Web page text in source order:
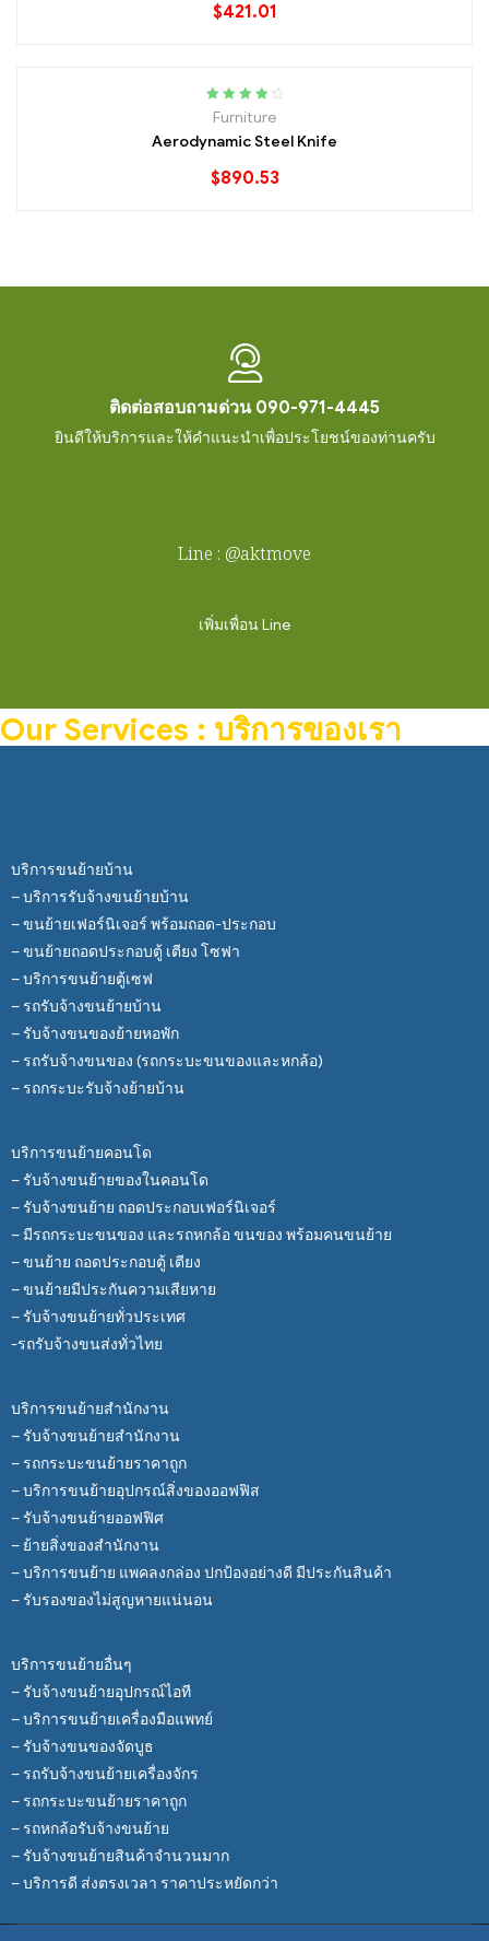
$421.01
Rated 4.40
Furniture
Aerodynamic Steel Knife
$890.53
ติดต่อสอบถามด่วน 090-971-4445
ยินดีให้บริการและให้คำแนะนำเพื่อประโยชน์ของท่านครับ
Line : @aktmove
เพิ่มเพื่อน Line
Our Services : บริการของเรา
บริการขนย้ายบ้าน
– บริการรับจ้างขนย้ายบ้าน
– ขนย้ายเฟอร์นิเจอร์ พร้อมถอด-ประกอบ
– ขนย้ายถอดประกอบตู้ เตียง โซฟา
– บริการขนย้ายตู้เซฟ
– รถรับจ้างขนย้ายบ้าน
– รับจ้างขนของย้ายหอพัก
– รถรับจ้างขนของ (รถกระบะขนของและหกล้อ)
– รถกระบะรับจ้างย้ายบ้าน
บริการขนย้ายคอนโด
– รับจ้างขนย้ายของในคอนโด
– รับจ้างขนย้าย ถอดประกอบเฟอร์นิเจอร์
– มีรถกระบะขนของ และรถหกล้อ ขนของ พร้อมคนขนย้าย
– ขนย้าย ถอดประกอบตู้ เตียง
– ขนย้ายมีประกันความเสียหาย
– รับจ้างขนย้ายทั่วประเทศ
-รถรับจ้างขนส่งทั่วไทย
บริการขนย้ายสำนักงาน
– รับจ้างขนย้ายสำนักงาน
– รถกระบะขนย้ายราคาถูก
– บริการขนย้ายอุปกรณ์สิ่งของออฟฟิส
– รับจ้างขนย้ายออฟฟิศ
– ย้ายสิ่งของสำนักงาน
– บริการขนย้าย แพคลงกล่อง ปกป้องอย่างดี มีประกันสินค้า
– รับรองของไม่สูญหายแน่นอน
บริการขนย้ายอื่นๆ
– รับจ้างขนย้ายอุปกรณ์ไอที
– บริการขนย้ายเครื่องมือแพทย์
– รับจ้างขนของจัดบูธ
– รถรับจ้างขนย้ายเครื่องจักร
– รถกระบะขนย้ายราคาถูก
– รถหกล้อรับจ้างขนย้าย
– รับจ้างขนย้ายสินค้าจำนวนมาก
– บริการดี ส่งตรงเวลา ราคาประหยัดกว่า